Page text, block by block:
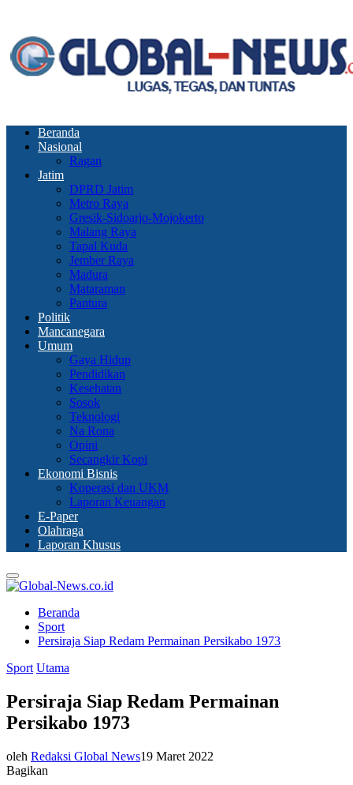
Beranda
Nasional
Ragan
Jatim
DPRD Jatim
Metro Raya
Gresik-Sidoarjo-Mojokerto
Malang Raya
Tapal Kuda
Jember Raya
Madura
Mataraman
Pantura
Politik
Mancanegara
Umum
Gaya Hidup
Pendidikan
Kesehatan
Sosok
Teknologi
Na Rona
Opini
Secangkir Kopi
Ekonomi Bisnis
Koperasi dan UKM
Laporan Keuangan
E-Paper
Olahraga
Laporan Khusus
Primary
Menu
Beranda
Sport
Persiraja Siap Redam Permainan Persikabo 1973
Sport Utama
Persiraja Siap Redam Permainan
Persikabo 1973
oleh Redaksi Global News19 Maret 2022
Bagikan